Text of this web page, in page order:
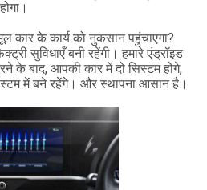
कार के कार्य को नुकसान पहुंचाएगा?
सुविधाएँ बनी रहेंगी। हमारे एंड्रॉइड
के बाद, आपकी कार में दो सिस्टम होंगे,
में बने रहेंगे। और स्थापना आसान है।